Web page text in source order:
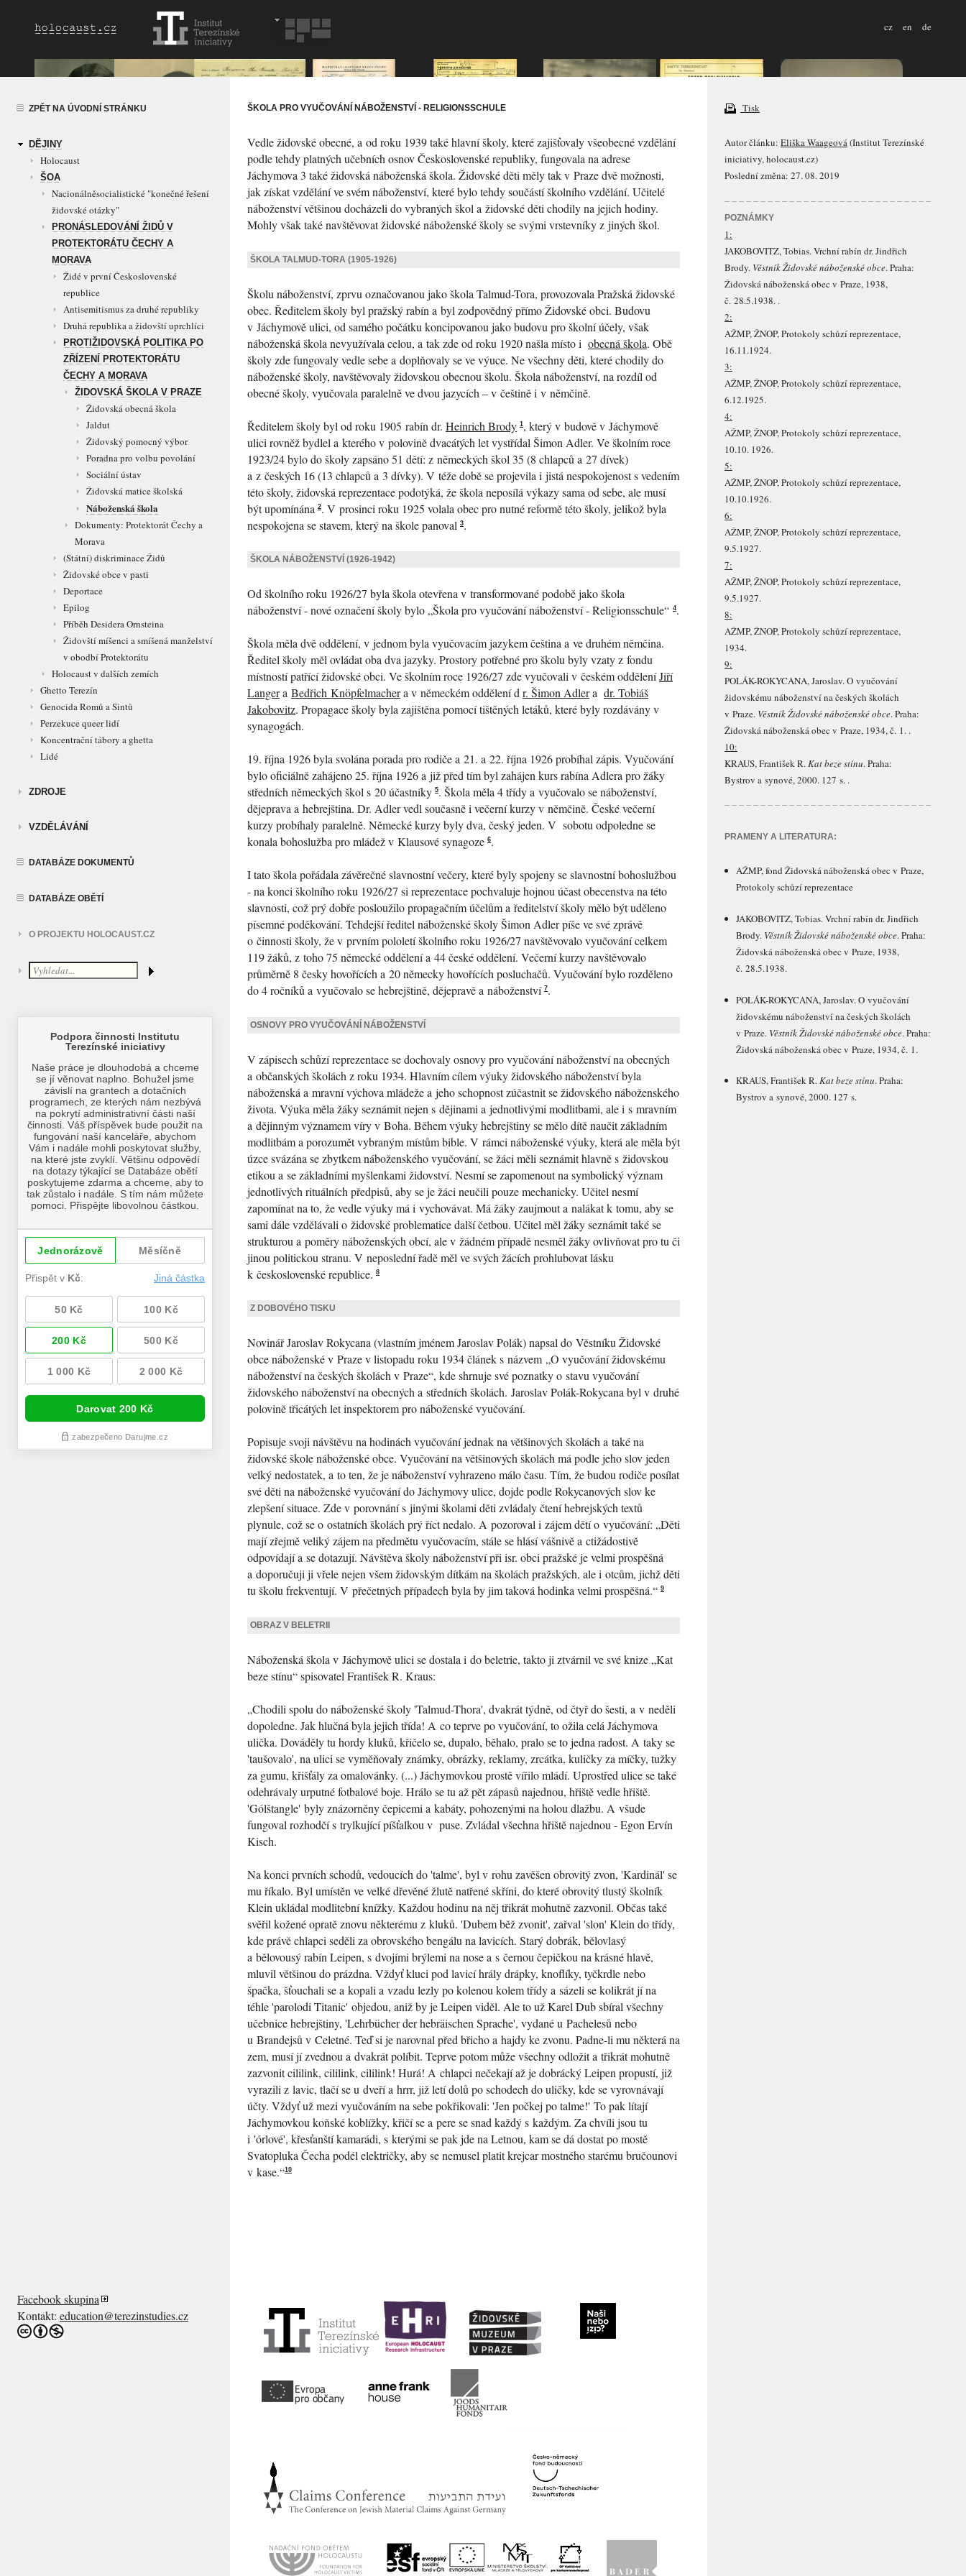
cz en de
ZPĚT NA ÚVODNÍ STRÁNKU
DĚJINY
Holocaust
ŠOA
Nacionálněsocialistické "konečné řešení
židovské otázky"
PRONÁSLEDOVÁNÍ ŽIDŮ V
PROTEKTORÁTU ČECHY A
MORAVA
Židé v první Československé
republice
Antisemitismus za druhé republiky
Druhá republika a židovští uprchlíci
PROTIŽIDOVSKÁ POLITIKA PO
ZŘÍZENÍ PROTEKTORÁTU
ČECHY A MORAVA
ŽIDOVSKÁ ŠKOLA V PRAZE
Židovská obecná škola
Jaldut
Židovský pomocný výbor
Poradna pro volbu povolání
Sociální ústav
Židovská matice školská
Náboženská škola
Dokumenty: Protektorát Čechy a
Morava
(Státní) diskriminace Židů
Židovské obce v pasti
Deportace
Epilog
Příběh Desidera Ornsteina
Židovští míšenci a smíšená manželství
v obodbí Protektorátu
Holocaust v dalších zemích
Ghetto Terezín
Genocida Romů a Sintů
Perzekuce queer lidí
Koncentrační tábory a ghetta
Lidé
ZDROJE
VZDĚLÁVÁNÍ
DATABÁZE DOKUMENTŮ
DATABÁZE OBĚTÍ
O PROJEKTU HOLOCAUST.CZ
ŠKOLA PRO VYUČOVÁNÍ NÁBOŽENSTVÍ - RELIGIONSSCHULE
Vedle židovské obecné, a od roku 1939 také hlavní školy, které zajišťovaly všeobecné vzdělání
podle tehdy platných učebních osnov Československé republiky, fungovala na adrese
Jáchymova 3 také židovská náboženská škola. Židovské děti měly tak v Praze dvě možnosti,
jak získat vzdělání ve svém náboženství, které bylo tehdy součástí školního vzdělání. Učitelé
náboženství většinou docházeli do vybraných škol a židovské děti chodily na jejich hodiny.
Mohly však také navštěvovat židovské náboženské školy se svými vrstevníky z jiných škol.
ŠKOLA TALMUD-TORA (1905-1926)
Školu náboženství, zprvu označovanou jako škola Talmud-Tora, provozovala Pražská židovské
obec. Ředitelem školy byl pražský rabín a byl zodpovědný přímo Židovské obci. Budovu
v Jáchymově ulici, od samého počátku koncipovanou jako budovu pro školní účely, však
náboženská škola nevyužívala celou, a tak zde od roku 1920 našla místo i obecná škola. Obě
školy zde fungovaly vedle sebe a doplňovaly se ve výuce. Ne všechny děti, které chodily do
náboženské školy, navštěvovaly židovskou obecnou školu. Škola náboženství, na rozdíl od
obecné školy, vyučovala paralelně ve dvou jazycích – v češtině i v němčině.
Ředitelem školy byl od roku 1905 rabín dr. Heinrich Brody 1 , který v budově v Jáchymově
ulici rovněž bydlel a kterého v polovině dvacátých let vystřídal Šimon Adler. Ve školním roce
1923/24 bylo do školy zapsáno 51 dětí: z německých škol 35 (8 chlapců a 27 dívek)
a z českých 16 (13 chlapců a 3 dívky). V téže době se projevila i jistá nespokojenost s vedením
této školy, židovská reprezentace podotýká, že škola neposílá výkazy sama od sebe, ale musí
být upomínána 2. V prosinci roku 1925 volala obec pro nutné reformě této školy, jelikož byla
nespokojena se stavem, který na škole panoval 3.
ŠKOLA NÁBOŽENSTVÍ (1926-1942)
Od školního roku 1926/27 byla škola otevřena v transformované podobě jako škola
náboženství - nové označení školy bylo „Škola pro vyučování náboženství - Religionsschule“ 4.
Škola měla dvě oddělení, v jednom byla vyučovacím jazykem čeština a ve druhém němčina.
Ředitel školy měl ovládat oba dva jazyky. Prostory potřebné pro školu byly vzaty z fondu
místností patřící židovské obci. Ve školním roce 1926/27 zde vyučovali v českém odděleníJiří
Langera Bedřich Knöpfelmachera v německém oddělení d r. Šimon Adlera dr. Tobiáš
Jakobovitz. Propagace školy byla zajištěna pomocí tištěných letáků, které byly rozdávány v
synagogách.
19. října 1926 byla svolána porada pro rodiče a 21. a 22. října 1926 probíhal zápis. Vyučování
bylo oficiálně zahájeno 25. října 1926 a již před tím byl zahájen kurs rabína Adlera pro žáky
středních německých škol s 20 účastníky 5. Škola měla 4 třídy a vyučovalo se náboženství,
dějeprava a hebrejština. Dr. Adler vedl současně i večerní kurzy v němčině. České večerní
kurzy probíhaly paralelně. Německé kurzy byly dva, český jeden. V sobotu odpoledne se
konala bohoslužba pro mládež v Klausové synagoze 6.
I tato škola pořádala závěrečné slavnostní večery, které byly spojeny se slavnostní bohoslužbou
- na konci školního roku 1926/27 si reprezentace pochvaluje hojnou účast obecenstva na této
slavnosti, což prý dobře posloužilo propagačním účelům a ředitelství školy mělo být uděleno
písemné poděkování. Tehdejší ředitel náboženské školy Šimon Adler píše ve své zprávě
o činnosti školy, že v prvním pololetí školního roku 1926/27 navštěvovalo vyučování celkem
119 žáků, z toho 75 německé oddělení a 44 české oddělení. Večerní kurzy navštěvovalo
průměrně 8 česky hovořících a 20 německy hovořících posluchačů. Vyučování bylo rozděleno
do 4 ročníků a vyučovalo se hebrejštině, dějepravě a náboženství 7.
OSNOVY PRO VYUČOVÁNÍ NÁBOŽENSTVÍ
V zápisech schůzí reprezentace se dochovaly osnovy pro vyučování náboženství na obecných
a občanských školách z roku 1934. Hlavním cílem výuky židovského náboženství byla
náboženská a mravní výchova mládeže a jeho schopnost zúčastnit se židovského náboženského
života. Výuka měla žáky seznámit nejen s dějinami a jednotlivými modlitbami, ale i s mravním
a dějinným významem víry v Boha. Během výuky hebrejštiny se mělo dítě naučit základním
modlitbám a porozumět vybraným místům bible. V rámci náboženské výuky, která ale měla být
úzce svázána se zbytkem náboženského vyučování, se žáci měli seznámit hlavně s židovskou
etikou a se základními myšlenkami židovství. Nesmí se zapomenout na symbolický význam
jednotlivých rituálních předpisů, aby se je žáci neučili pouze mechanicky. Učitel nesmí
zapomínat na to, že vedle výuky má i vychovávat. Má žáky zaujmout a nalákat k tomu, aby se
sami dále vzdělávali o židovské problematice další četbou. Učitel měl žáky seznámit také se
strukturou a poměry náboženských obcí, ale v žádném případě nesměl žáky ovlivňovat pro tu či
jinou politickou stranu. V neposlední řadě měl ve svých žácích prohlubovat lásku
k československé republice. 8
Z DOBOVÉHO TISKU
Novinář Jaroslav Rokycana (vlastním jménem Jaroslav Polák) napsal do Věstníku Židovské
obce náboženské v Praze v listopadu roku 1934 článek s názvem „O vyučování židovskému
náboženství na českých školách v Praze“, kde shrnuje své poznatky o stavu vyučování
židovského náboženství na obecných a středních školách. Jaroslav Polák-Rokycana byl v druhé
polovině třicátých let inspektorem pro náboženské vyučování.
Popisuje svoji návštěvu na hodinách vyučování jednak na většinových školách a také na
židovské škole náboženské obce. Vyučování na většinových školách má podle jeho slov jeden
velký nedostatek, a to ten, že je náboženství vyhrazeno málo času. Tím, že budou rodiče posílat
své děti na náboženské vyučování do Jáchymovy ulice, dojde podle Rokycanových slov ke
zlepšení situace. Zde v porovnání s jinými školami děti zvládaly čtení hebrejských textů
plynule, což se o ostatních školách prý říct nedalo. A pozoroval i zájem dětí o vyučování: „Děti
mají zřejmě veliký zájem na předmětu vyučovacím, stále se hlásí vášnivě a ctižádostivě
odpovídají a se dotazují. Návštěva školy náboženství při isr. obci pražské je velmi prospěšná
a doporučuji ji vřele nejen všem židovským dítkám na školách pražských, ale i otcům, jichž děti
tu školu frekventují. V přečetných případech byla by jim taková hodinka velmi prospěšná.“ 9
OBRAZ V BELETRII
Náboženská škola v Jáchymově ulici se dostala i do beletrie, takto ji ztvárnil ve své knize „Kat
beze stínu“spisovatel František R. Kraus:
„Chodili spolu do náboženské školy 'Talmud-Thora', dvakrát týdně, od čtyř do šesti, a v neděli
dopoledne. Jak hlučná byla jejich třída! A co teprve po vyučování, to ožila celá Jáchymova
ulička. Dováděly tu hordy kluků, křičelo se, dupalo, běhalo, pralo se to jedna radost. A taky se
'taušovalo', na ulici se vyměňovaly známky, obrázky, reklamy, zrcátka, kuličky za míčky, tužky
za gumu, křišťály za omalovánky. (...) Jáchymovkou prostě vířilo mládí. Uprostřed ulice se také
odehrávaly urputné fotbalové boje. Hrálo se tu až pět zápasů najednou, hřiště vedle hřiště.
'Gólštangle' byly znázorněny čepicemi a kabáty, pohozenými na holou dlažbu. A všude
fungoval rozhodčí s trylkující píšťalkou v puse. Zvládal všechna hřiště najednou - Egon Ervín
Kisch.
Na konci prvních schodů, vedoucích do 'talme', byl v rohu zavěšen obrovitý zvon, 'Kardinál' se
mu říkalo. Byl umístěn ve velké dřevěné žlutě natřené skříni, do které obrovitý tlustý školník
Klein ukládal modlitební knížky. Každou hodinu na něj třikrát mohutně zazvonil. Občas také
svěřil kožené opratě znovu některému z kluků. 'Dubem běž zvonit', zařval 'slon' Klein do třídy,
kde právě chlapci seděli za obrovského bengálu na lavicích. Starý dobrák, bělovlasý
a bělovousý rabín Leipen, s dvojími brýlemi na nose a s černou čepičkou na krásné hlavě,
mluvil většinou do prázdna. Vždyť kluci pod lavicí hrály drápky, knoflíky, tyčkrdle nebo
špačka, šťouchali se a kopali a vzadu lezly po kolenou kolem třídy a sázeli se kolikrát jí na
téhle 'parolodi Titanic' objedou, aniž by je Leipen viděl. Ale to už Karel Dub sbíral všechny
učebnice hebrejštiny, 'Lehrbücher der hebräischen Sprache', vydané u Pachelesů nebo
u Brandejsů v Celetné. Teď si je narovnal před břicho a hajdy ke zvonu. Padne-li mu některá na
zem, musí jí zvednou a dvakrát políbit. Teprve potom může všechny odložit a třikrát mohutně
zazvonit cililink, cililink, cililink! Hurá! A chlapci nečekají až je dobrácký Leipen propustí, již
vyrazili z lavic, tlačí se u dveří a hrrr, již letí dolů po schodech do uličky, kde se vyrovnávají
účty. Vždyť už mezi vyučováním na sebe pokřikovali: 'Jen počkej po talme!' To pak lítají
Jáchymovkou koňské koblížky, křičí se a pere se snad každý s každým. Za chvíli jsou tu
i 'órlové', křesťanští kamarádi, s kterými se pak jde na Letnou, kam se dá dostat po mostě
Svatopluka Čecha podél električky, aby se nemusel platit krejcar mostného starému bručounovi
v kase.“10
Tisk
Autor článku: Eliška Waageová(Institut Terezínské
iniciativy, holocaust.cz)
Poslední změna: 27. 08. 2019
POZNÁMKY
1:
JAKOBOVITZ, Tobias. Vrchní rabín dr. Jindřich
Brody. Věstník Židovské náboženské obce. Praha:
Židovská náboženská obec v Praze, 1938,
č. 28.5.1938. .
2:
AŽMP, ŽNOP, Protokoly schůzí reprezentace,
16.11.1924.
3:
AŽMP, ŽNOP, Protokoly schůzí reprezentace,
6.12.1925.
4:
AŽMP, ŽNOP, Protokoly schůzí reprezentace,
10.10. 1926.
5:
AŽMP, ŽNOP, Protokoly schůzí reprezentace,
10.10.1926.
6:
AŽMP, ŽNOP, Protokoly schůzí reprezentace,
9.5.1927.
7:
AŽMP, ŽNOP, Protokoly schůzí reprezentace,
9.5.1927.
8:
AŽMP, ŽNOP, Protokoly schůzí reprezentace,
1934.
9:
POLÁK-ROKYCANA, Jaroslav. O vyučování
židovskému náboženství na českých školách
v Praze. Věstník Židovské náboženské obce. Praha:
Židovská náboženská obec v Praze, 1934, č. 1. .
10:
KRAUS, František R.Kat beze stínu. Praha:
Bystrov a synové, 2000. 127 s. .
PRAMENY A LITERATURA:
AŽMP, fond Židovská náboženská obec v Praze,
Protokoly schůzí reprezentace
JAKOBOVITZ, Tobias. Vrchní rabín dr. Jindřich
Brody. Věstník Židovské náboženské obce. Praha:
Židovská náboženská obec v Praze, 1938,
č. 28.5.1938.
POLÁK-ROKYCANA, Jaroslav. O vyučování
židovskému náboženství na českých školách
v Praze. Věstník Židovské náboženské obce. Praha:
Židovská náboženská obec v Praze, 1934, č. 1.
KRAUS, František R.Kat beze stínu. Praha:
Bystrov a synové, 2000. 127 s.
Facebook skupina
Kontakt: education@terezinstudies.cz